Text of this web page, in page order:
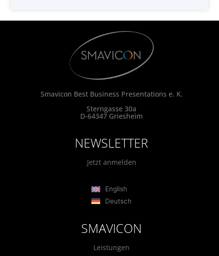
Smavicon Best Business Presentations e. K.
Sterngasse 30a
D-64347 Griesheim
NEWSLETTER
Jetzt anmelden
English
Deutsch
SMAVICON
Leistungen